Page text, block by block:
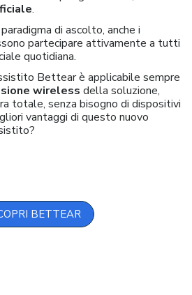
.
di ascolto, anche i
partecipare attivamente a tutti
quotidiana.
Bettear è applicabile sempre
wireless della soluzione,
totale, senza bisogno di dispositivi
vantaggi di questo nuovo
BETTEAR